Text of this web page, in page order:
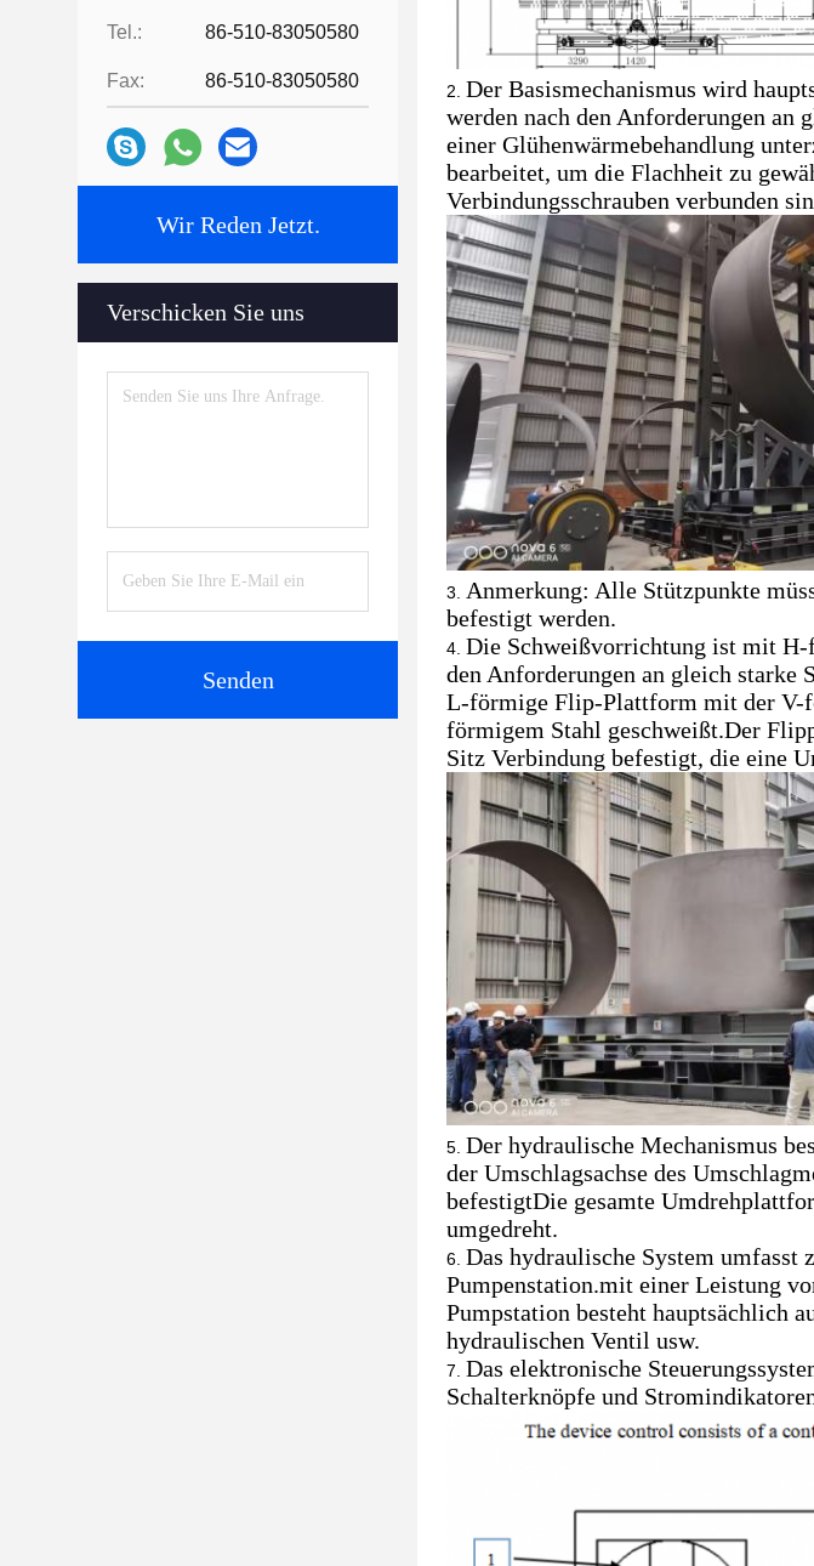
Tel.: 86-510-83050580
Fax: 86-510-83050580
Wir Reden Jetzt.
Verschicken Sie uns
Senden
Der Basismechanismus wird
werden nach den Anforderungen an
einer Glühenwärmebehandlung
bearbeitet, um die Flachheit zu
Verbindungsschrauben verbunden
Anmerkung: Alle Stützpunkte
befestigt werden.
Die Schweißvorrichtung ist mit H-
den Anforderungen an gleich
L-förmige Flip-Plattform mit der
förmigem Stahl geschweißt.Der
Sitz Verbindung befestigt, die eine
Der hydraulische Mechanismus
der Umschlagsachse des
befestigtDie gesamte
umgedreht.
Das hydraulische System umfasst
Pumpenstation.mit einer Leistung
Pumpstation besteht hauptsächlich
hydraulischen Ventil usw.
Das elektronische
Schalterknöpfe und